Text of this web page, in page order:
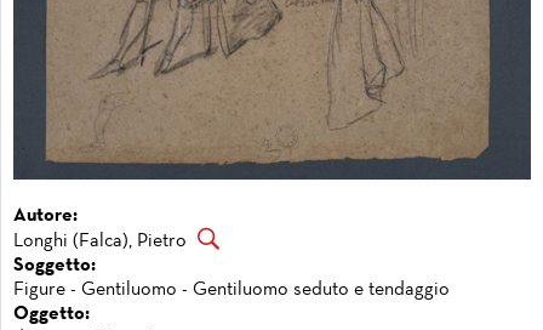
Autore:
Longhi (Falca), Pietro
Soggetto:
Figure - Gentiluomo - Gentiluomo seduto e tendaggio
Oggetto: